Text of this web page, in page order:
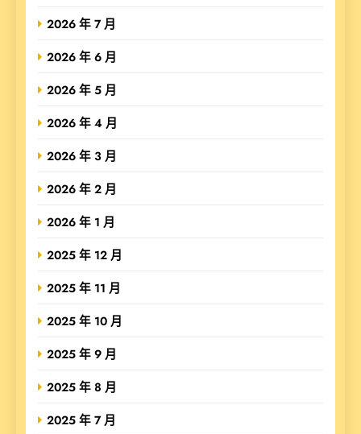
2026 年 7 月
2026 年 6 月
2026 年 5 月
2026 年 4 月
2026 年 3 月
2026 年 2 月
2026 年 1 月
2025 年 12 月
2025 年 11 月
2025 年 10 月
2025 年 9 月
2025 年 8 月
2025 年 7 月